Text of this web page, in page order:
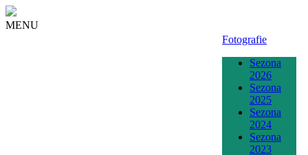
MENU
Fotografie
Sezona
2026
Sezona
2025
Sezona
2024
Sezona
2023